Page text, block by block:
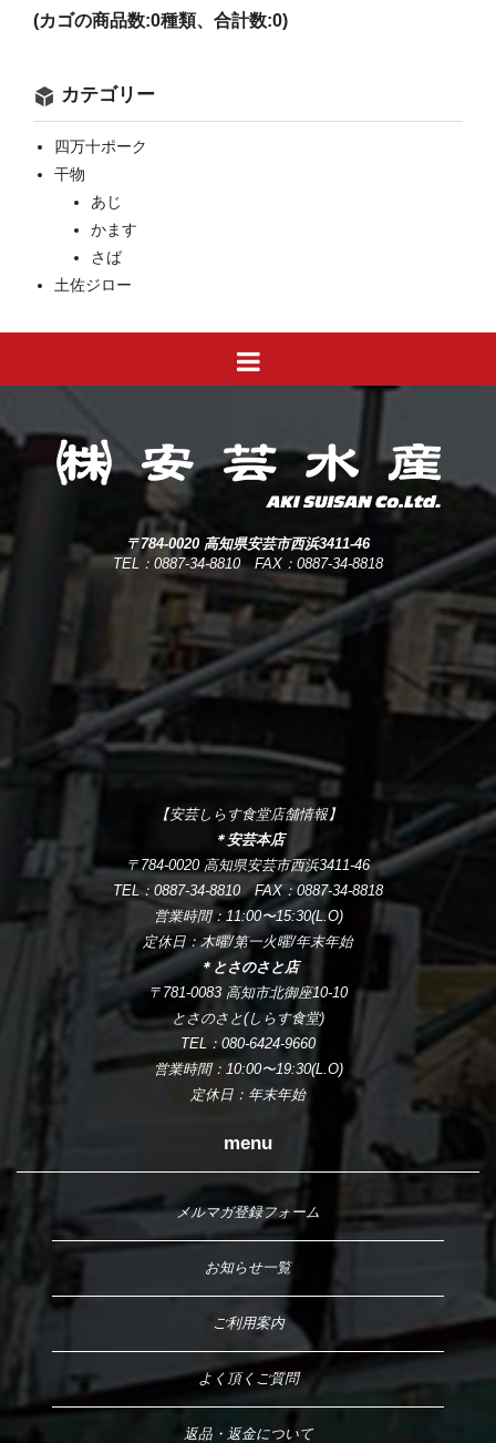
(カゴの商品数:0種類、合計数:0)
カテゴリー
四万十ポーク
干物
あじ
かます
さば
土佐ジロー
〒784-0020 高知県安芸市西浜3411-46
TEL：0887-34-8810 FAX：0887-34-8818
【安芸しらす食堂店舗情報】
＊安芸本店
〒784-0020 高知県安芸市西浜3411-46
TEL：0887-34-8810 FAX：0887-34-8818
営業時間：11:00〜15:30(L.O)
定休日：木曜/第一火曜/年末年始
＊とさのさと店
〒781-0083 高知市北御座10-10
とさのさと(しらす食堂)
TEL：080-6424-9660
営業時間：10:00〜19:30(L.O)
定休日：年末年始
menu
メルマガ登録フォーム
お知らせ一覧
ご利用案内
よく頂くご質問
返品・返金について